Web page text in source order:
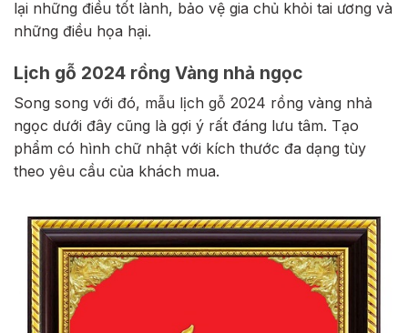
lại những điều tốt lành, bảo vệ gia chủ khỏi tai ương và
những điều họa hại.
Lịch gỗ 2024 rồng Vàng nhả ngọc
Song song với đó, mẫu lịch gỗ 2024 rồng vàng nhả
ngọc dưới đây cũng là gợi ý rất đáng lưu tâm. Tạo
phẩm có hình chữ nhật với kích thước đa dạng tùy
theo yêu cầu của khách mua.